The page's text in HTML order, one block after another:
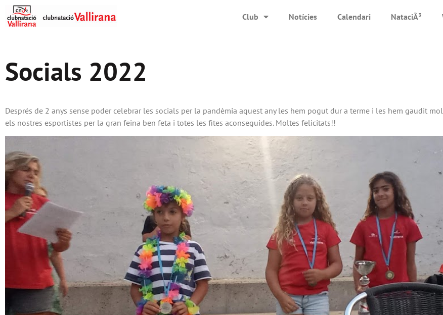
Club Notícies Calendari NataciÃ³
Socials 2022
Després de 2 anys sense poder celebrar les socials per la pandèmia aquest any les hem pogut dur a terme i les hem gaudit
els nostres esportistes per la gran feina ben feta i totes les fites aconseguides. Moltes felicitats!!